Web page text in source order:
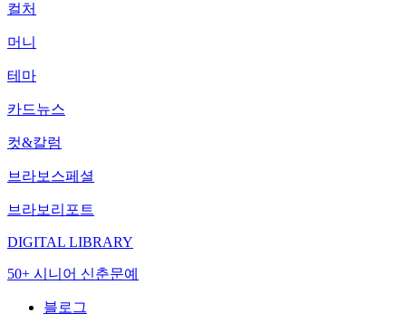
컬처
머니
테마
카드뉴스
컷&칼럼
브라보스페셜
브라보리포트
DIGITAL LIBRARY
50+ 시니어 신춘문예
블로그